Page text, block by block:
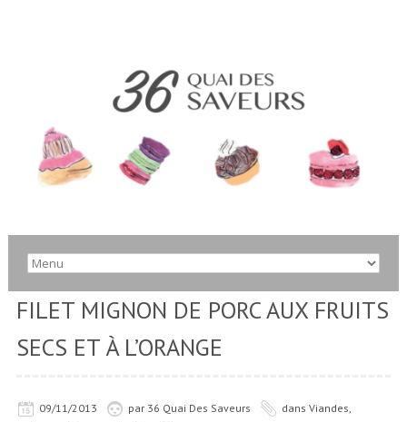
FILET MIGNON DE PORC AUX FRUITS
SECS ET À L’ORANGE
09/11/2013 par 36 Quai Des Saveurs dans Viandes,